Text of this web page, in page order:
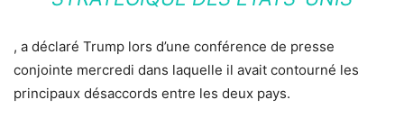
, a déclaré Trump lors d’une conférence de presse
conjointe mercredi dans laquelle il avait contourné les
principaux désaccords entre les deux pays.